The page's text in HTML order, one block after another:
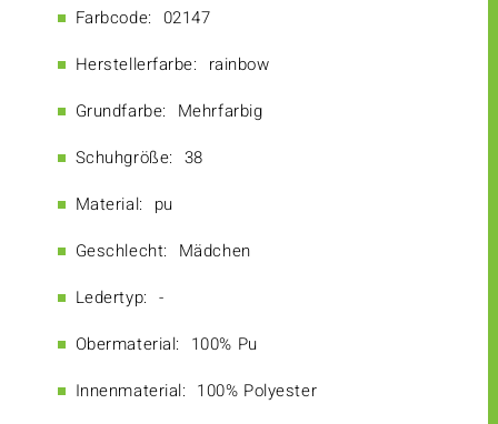
Farbcode: 02147
Herstellerfarbe: rainbow
Grundfarbe: Mehrfarbig
Schuhgröße: 38
Material: pu
Geschlecht: Mädchen
Ledertyp: -
Obermaterial: 100% Pu
Innenmaterial: 100% Polyester